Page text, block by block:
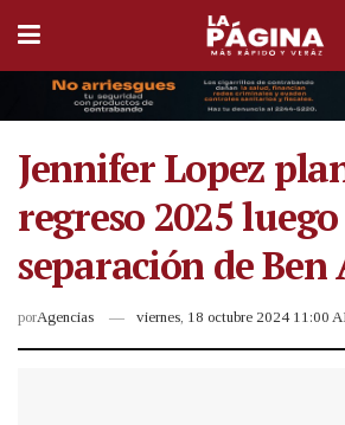
Jennifer Lopez
regreso 2025
separación de Ben
porAgencias viernes, 18 octubre 2024 11:00